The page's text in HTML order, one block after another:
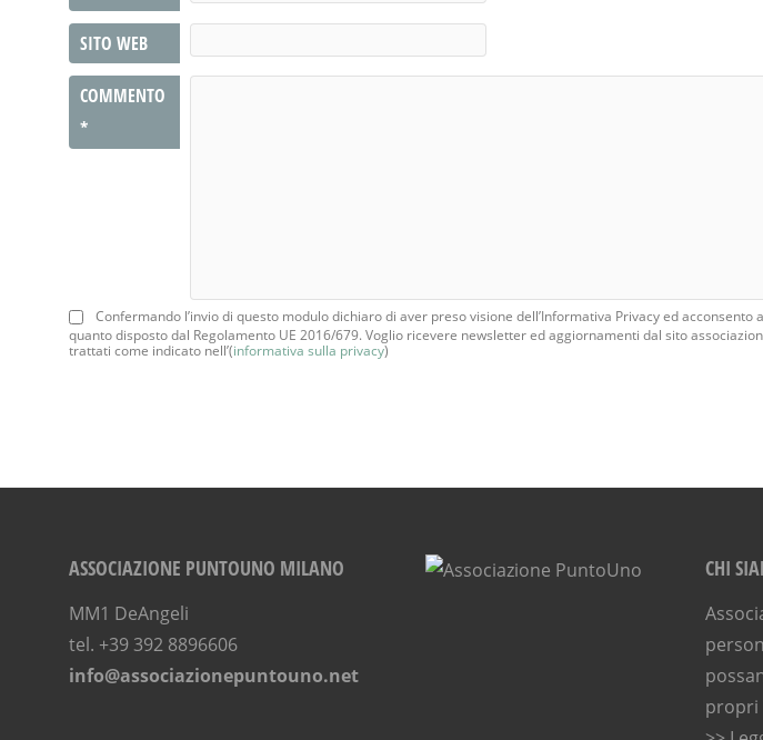
SITO WEB
COMMENTO
*
Confermando l’invio di questo modulo dichiaro di aver preso visione dell’Informativa Privacy ed
quanto disposto dal Regolamento UE 2016/679. Voglio ricevere newsletter ed aggiornamenti dal sito
trattati come indicato nell’(informativa sulla privacy)
ASSOCIAZIONE PUNTOUNO MILANO
MM1 DeAngeli
tel. +39 392 8896606
info@associazionepuntouno.net
CHI
propri